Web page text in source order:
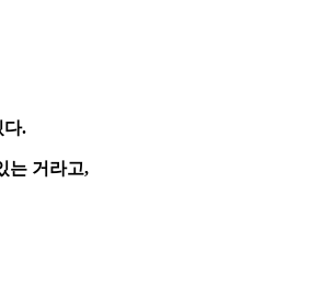
다.
는 거라고,